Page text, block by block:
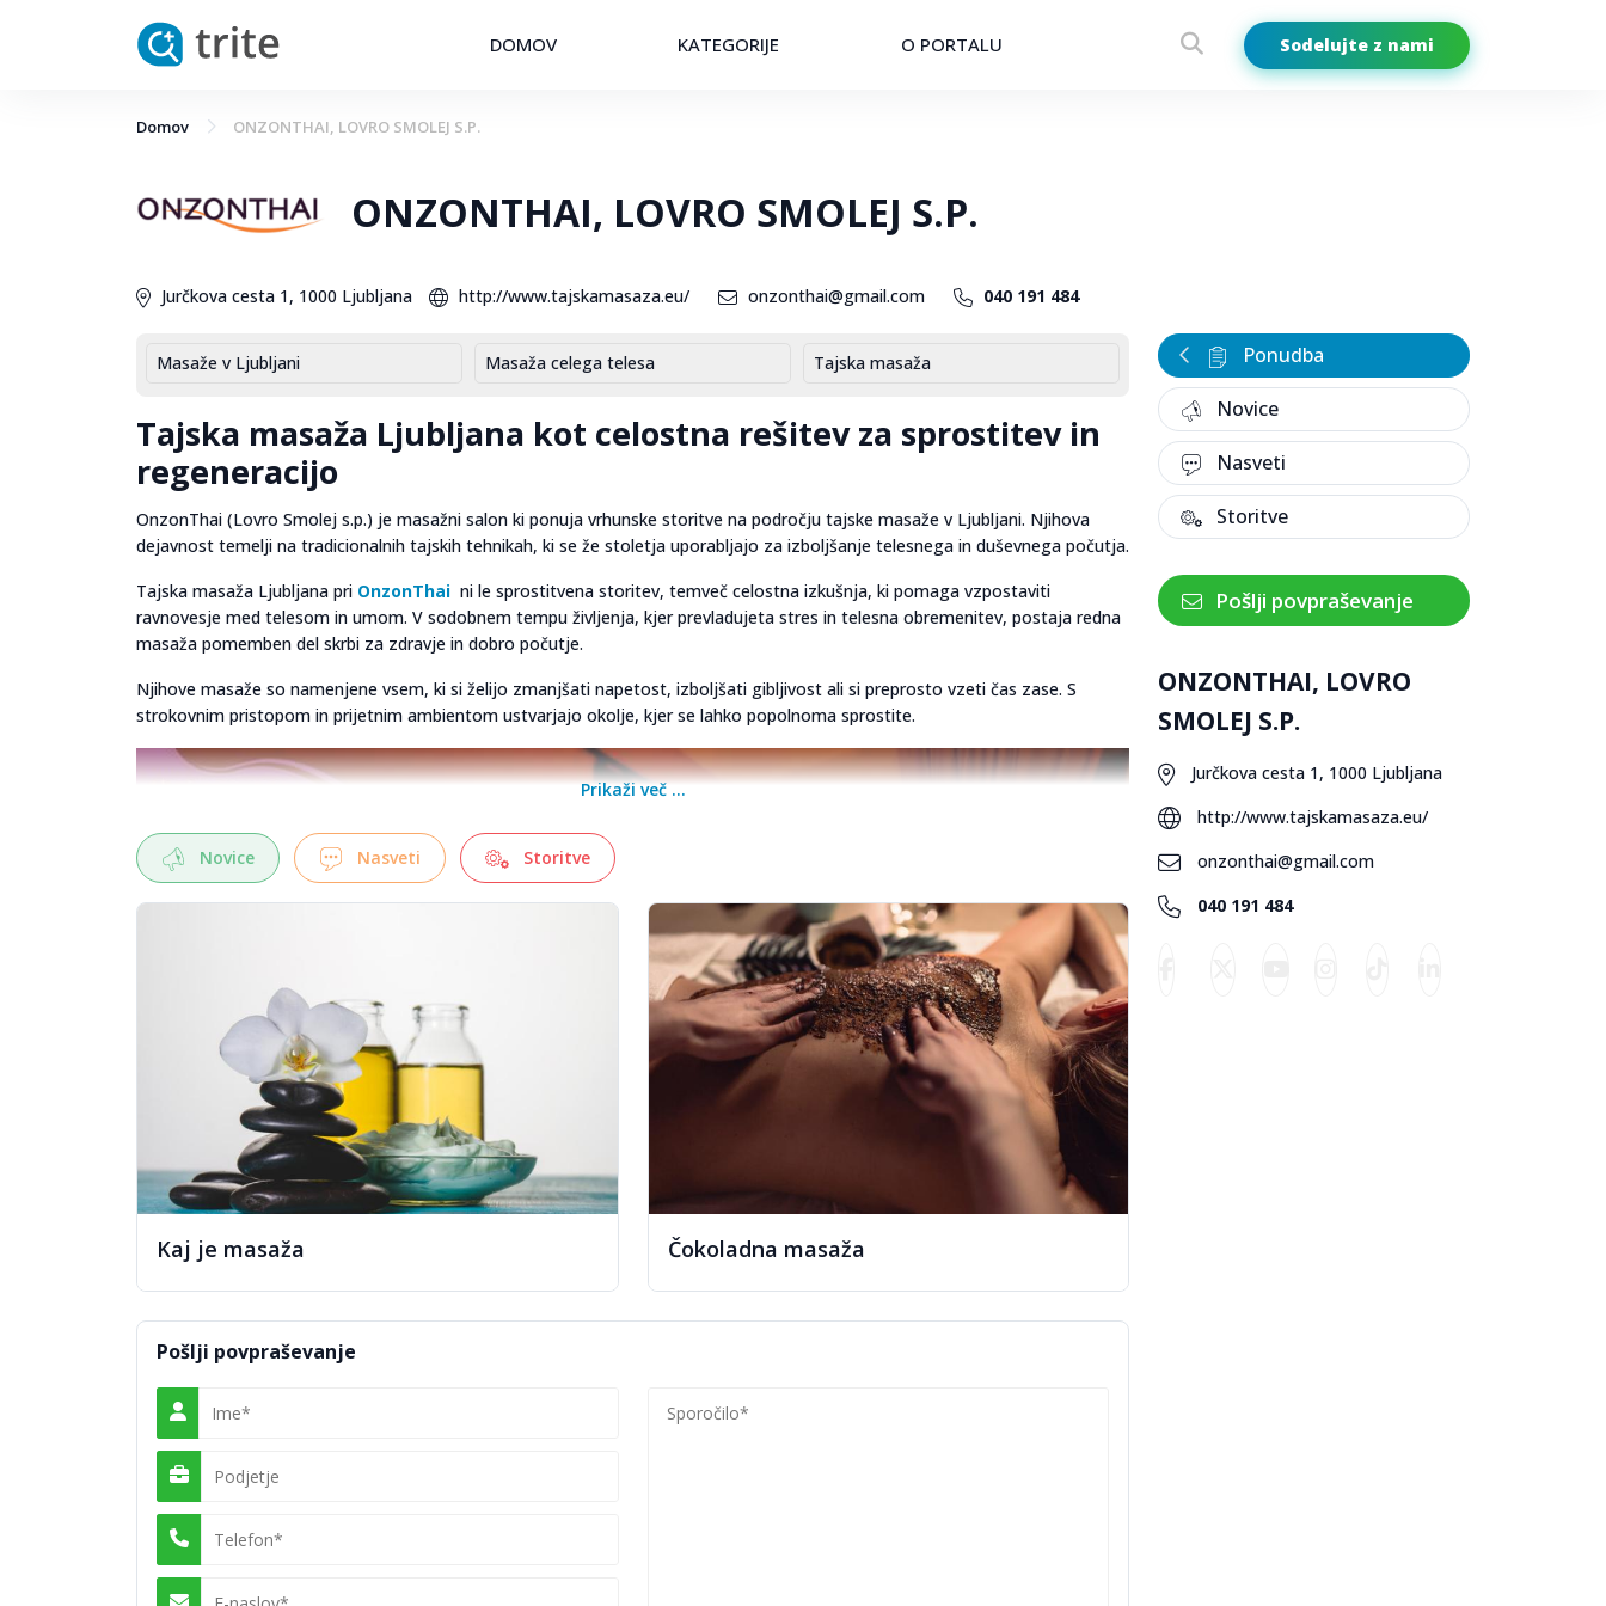
DOMOV KATEGORIJE O PORTALU Sodelujte z nami
Domov ONZONTHAI, LOVRO SMOLEJ S.P.
ONZONTHAI, LOVRO SMOLEJ S.P.
Jurčkova cesta 1, 1000 Ljubljana http://www.tajskamasaza.eu/ onzonthai@gmail.com 040 191 484
Masaže v Ljubljani Masaža celega telesa Tajska masaža
Tajska masaža Ljubljana kot celostna rešitev za sprostitev in
regeneracijo
OnzonThai (Lovro Smolej s.p.) je masažni salon ki ponuja vrhunske storitve na področju tajske masaže v Ljubljani. Njihova
dejavnost temelji na tradicionalnih tajskih tehnikah, ki se že stoletja uporabljajo za izboljšanje telesnega in duševnega počutja.
Tajska masaža Ljubljana pri OnzonThai ni le sprostitvena storitev, temveč celostna izkušnja, ki pomaga vzpostaviti
ravnovesje med telesom in umom. V sodobnem tempu življenja, kjer prevladujeta stres in telesna obremenitev, postaja redna
masaža pomemben del skrbi za zdravje in dobro počutje.
Njihove masaže so namenjene vsem, ki si želijo zmanjšati napetost, izboljšati gibljivost ali si preprosto vzeti čas zase. S
strokovnim pristopom in prijetnim ambientom ustvarjajo okolje, kjer se lahko popolnoma sprostite.
Tradicionalna tajska masaža Ljubljana in individualni pristop
Tradicionalna tajska masaža predstavlja preprost, naraven in učinkovit način za doseganje boljšega ter bolj vitalnega počutja.
Gre za celostni pristop k telesu, ki združuje sproščanje mišic, raztezanje in spodbujanje pretoka energije po telesu. Prav zaradi
tega ne vpliva le na fizično stanje, temveč tudi na notranje ravnovesje in duševno počutje.
Prikaži več ...
Novice Nasveti Storitve
Kaj je masaža Čokoladna masaža
Pošlji povpraševanje
Ponudba
Novice
Nasveti
Storitve
Pošlji povpraševanje
ONZONTHAI, LOVRO
SMOLEJ S.P.
Jurčkova cesta 1, 1000 Ljubljana
http://www.tajskamasaza.eu/
onzonthai@gmail.com
040 191 484